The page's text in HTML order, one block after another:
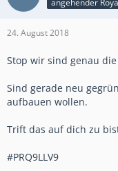
24. August 2018
Stop wir sind genau
Sind gerade neu
aufbauen wollen.
Trift das auf dich zu
#PRQ9LLV9